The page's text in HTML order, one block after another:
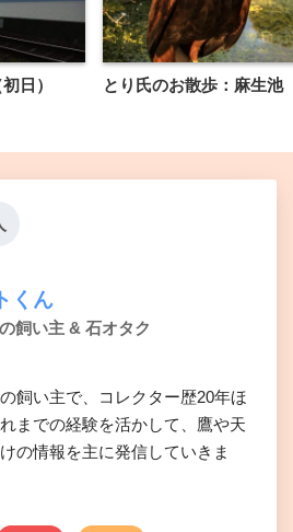
日） とり氏のお散歩：麻生池
くん
飼い主 & 石オタク
飼い主で、コレクター歴20年ほ
までの経験を活かして、鷹や天
の情報を主に発信していきま